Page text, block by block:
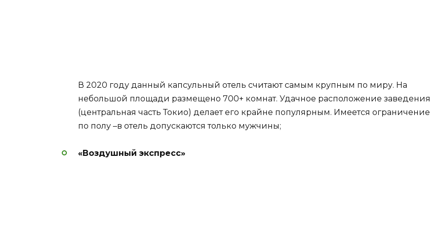
В 2020 году данный капсульный отель считают самым крупным по миру. На
небольшой площади размещено 700+ комнат. Удачное расположение заведения
(центральная часть Токио) делает его крайне популярным. Имеется ограничение
по полу –в отель допускаются только мужчины;
«Воздушный экспресс»